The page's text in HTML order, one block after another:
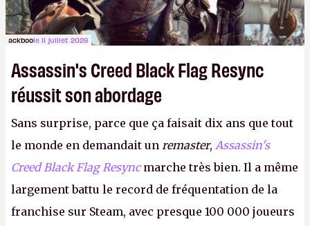
ackboole 11 juillet 2026
Assassin's Creed Black Flag Resync
réussit son abordage
Sans surprise, parce que ça faisait dix ans que tout
le monde en demandait un remaster, Assassin's
Creed Black Flag Resyncmarche très bien. Il a même
largement battu le record de fréquentation de la
franchise sur Steam, avec presque 100 000 joueurs